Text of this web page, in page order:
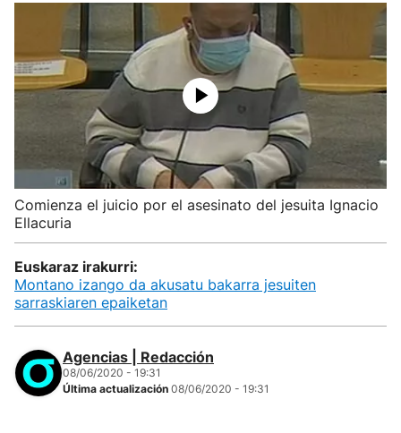
Comienza el juicio por el asesinato del jesuita Ignacio
Ellacuria
Euskaraz irakurri:
Montano izango da akusatu bakarra jesuiten
sarraskiaren epaiketan
Agencias | Redacción
08/06/2020 - 19:31
Última actualización 08/06/2020 - 19:31